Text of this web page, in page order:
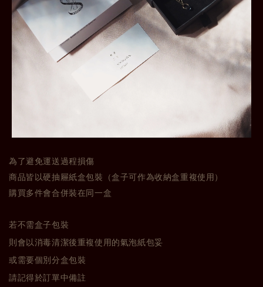
為了避免運送過程損傷
商品皆以硬抽屜紙盒包裝（盒子可作為收納盒重複使用）
購買多件會合併裝在同一盒
若不需盒子包裝
則會以消毒清潔後重複使用的氣泡紙包妥
或需要個別分盒包裝
請記得於訂單中備註